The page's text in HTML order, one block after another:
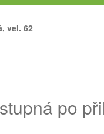
vel. 62
po